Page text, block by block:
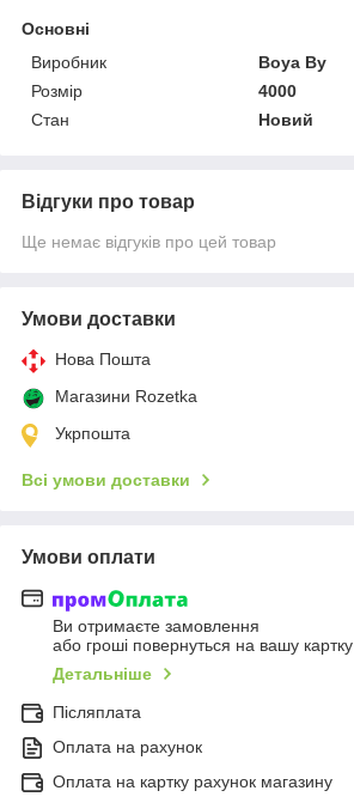
Основні
Виробник
Boya By
Розмір
4000
Стан
Новий
Відгуки про товар
Ще немає відгуків про цей товар
Умови доставки
Нова Пошта
Магазини Rozetka
Укрпошта
Всі умови доставки
Умови оплати
Ви отримаєте замовлення
або гроші повернуться на вашу картку
Детальніше
Післяплата
Оплата на рахунок
Оплата на картку рахунок магазину